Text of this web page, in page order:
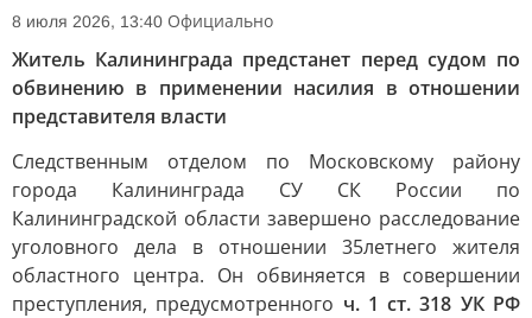
8 июля 2026, 13:40 Официально
Житель Калининграда предстанет перед судом по
обвинению в применении насилия в отношении
представителя власти
Следственным отделом по Московскому району
города Калининграда СУ СК России по
Калининградской области завершено расследование
уголовного дела в отношении 35летнего жителя
областного центра. Он обвиняется в совершении
преступления, предусмотренного ч. 1 ст. 318 УК РФ